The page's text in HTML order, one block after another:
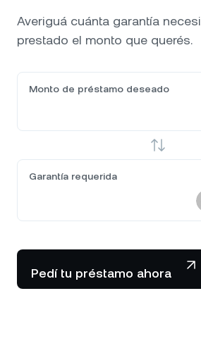
Averiguá cuánta garantía
prestado el monto que querés.
Monto de préstamo deseado
Garantía requerida
Pedí tu préstamo ahora